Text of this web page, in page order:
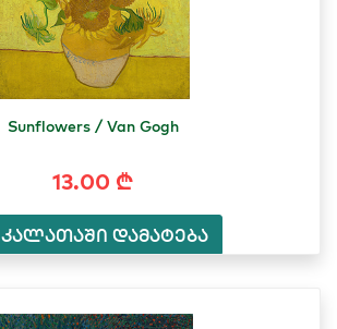
Sunflowers / Van Gogh
13.00 ₾
კალათაში დამატება